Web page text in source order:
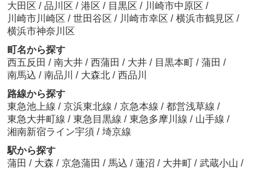
大田区 / 品川区 / 港区 / 目黒区 / 川崎市中原区 /
川崎市川崎区 / 世田谷区 / 川崎市幸区 / 横浜市鶴見区 /
横浜市神奈川区
町名から探す
西五反田 / 南大井 / 西蒲田 / 大井 / 目黒本町 / 蒲田 /
南馬込 / 南品川 / 大森北 / 西品川
路線から探す
東急池上線 / 京浜東北線 / 京急本線 / 都営浅草線 /
東急大井町線 / 東急目黒線 / 東急多摩川線 / 山手線 /
湘南新宿ライン宇須 / 埼京線
駅から探す
蒲田 / 大森 / 京急蒲田 / 馬込 / 蓮沼 / 大井町 / 武蔵小山 /